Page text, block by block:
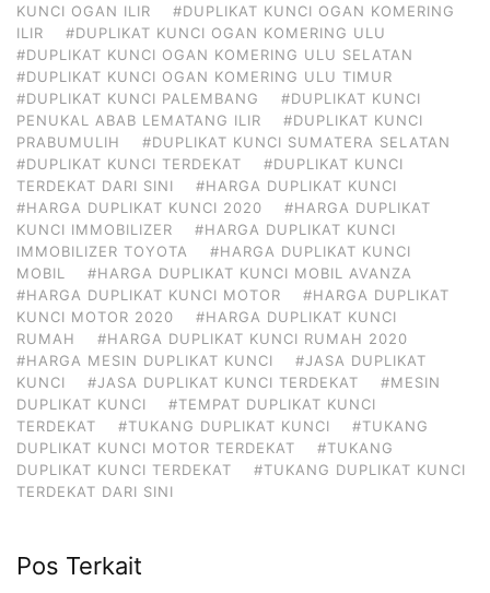
KUNCI OGAN ILIR
#DUPLIKAT KUNCI OGAN KOMERING
ILIR
#DUPLIKAT KUNCI OGAN KOMERING ULU
#DUPLIKAT KUNCI OGAN KOMERING ULU SELATAN
#DUPLIKAT KUNCI OGAN KOMERING ULU TIMUR
#DUPLIKAT KUNCI PALEMBANG
#DUPLIKAT KUNCI
PENUKAL ABAB LEMATANG ILIR
#DUPLIKAT KUNCI
PRABUMULIH
#DUPLIKAT KUNCI SUMATERA SELATAN
#DUPLIKAT KUNCI TERDEKAT
#DUPLIKAT KUNCI
TERDEKAT DARI SINI
#HARGA DUPLIKAT KUNCI
#HARGA DUPLIKAT KUNCI 2020
#HARGA DUPLIKAT
KUNCI IMMOBILIZER
#HARGA DUPLIKAT KUNCI
IMMOBILIZER TOYOTA
#HARGA DUPLIKAT KUNCI
MOBIL
#HARGA DUPLIKAT KUNCI MOBIL AVANZA
#HARGA DUPLIKAT KUNCI MOTOR
#HARGA DUPLIKAT
KUNCI MOTOR 2020
#HARGA DUPLIKAT KUNCI
RUMAH
#HARGA DUPLIKAT KUNCI RUMAH 2020
#HARGA MESIN DUPLIKAT KUNCI
#JASA DUPLIKAT
KUNCI
#JASA DUPLIKAT KUNCI TERDEKAT
#MESIN
DUPLIKAT KUNCI
#TEMPAT DUPLIKAT KUNCI
TERDEKAT
#TUKANG DUPLIKAT KUNCI
#TUKANG
DUPLIKAT KUNCI MOTOR TERDEKAT
#TUKANG
DUPLIKAT KUNCI TERDEKAT
#TUKANG DUPLIKAT KUNCI
TERDEKAT DARI SINI
Pos Terkait